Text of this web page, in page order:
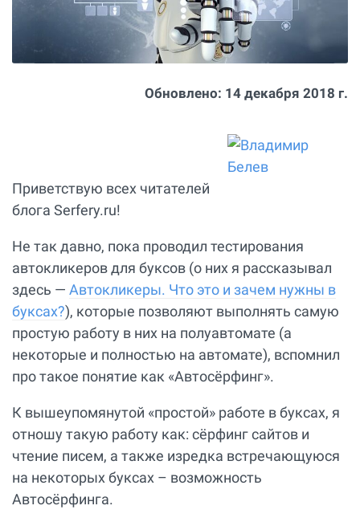
Обновлено: 14 декабря 2018 г.
Приветствую всех читателей
блога Serfery.ru!
Не так давно, пока проводил тестирования
автокликеров для буксов (о них я рассказывал
здесь — Автокликеры. Что это и зачем нужны в
буксах?), которые позволяют выполнять самую
простую работу в них на полуавтомате (а
некоторые и полностью на автомате), вспомнил
про такое понятие как «Автосёрфинг».
К вышеупомянутой «простой» работе в буксах, я
отношу такую работу как: сёрфинг сайтов и
чтение писем, а также изредка встречающуюся
на некоторых буксах – возможность
Автосёрфинга.